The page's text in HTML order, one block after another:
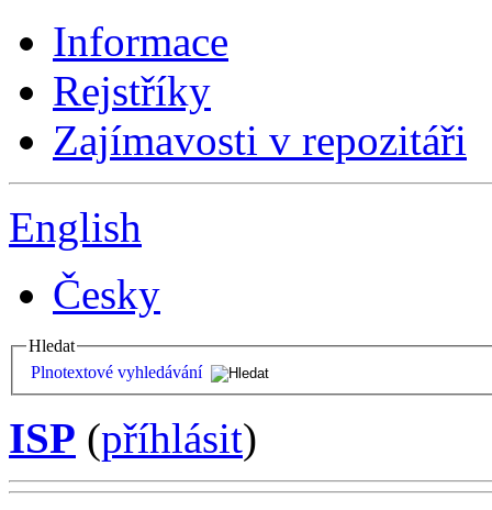
Informace
Rejstříky
Zajímavosti v repozitáři
English
Česky
Hledat
Plnotextové vyhledávání
ISP (příhlásit)